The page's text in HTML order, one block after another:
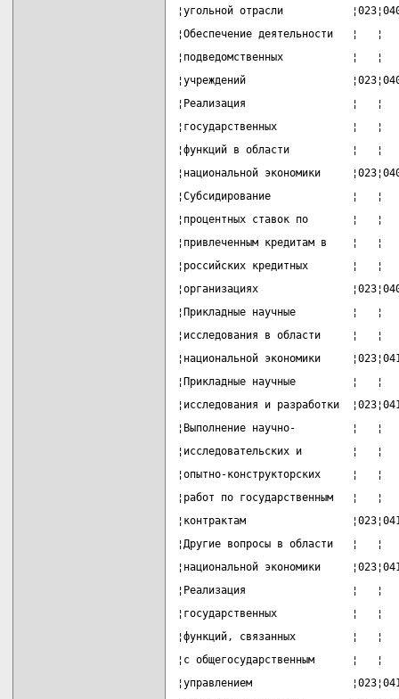
¦угольной отрасли
¦Обеспечение деятельности
¦подведомственных
¦учреждений
¦Реализация                 ¦
¦государственных
¦функций в области
¦национальной экономики
¦Субсидирование             ¦
¦процентных ставок по
¦привлеченным кредитам в
¦российских кредитных
¦организациях
¦Прикладные научные
¦исследования в области
¦национальной экономики
¦Прикладные научные
¦исследования и разработки
¦Выполнение научно-
¦исследовательских и
¦опытно-конструкторских
¦работ по государственным
¦контрактам
¦Другие вопросы в области
¦национальной экономики
¦Реализация                 ¦
¦государственных
¦функций, связанных
¦с общегосударственным
¦управлением